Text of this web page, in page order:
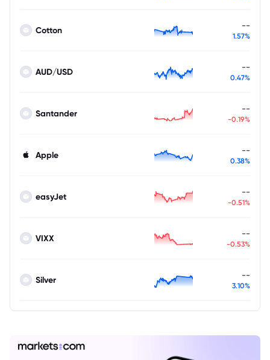
Cotton --
1.57%
AUD/USD --
0.47%
Santander --
-0.19%
Apple --
0.38%
easyJet --
-0.51%
VIXX --
-0.53%
Silver --
3.10%